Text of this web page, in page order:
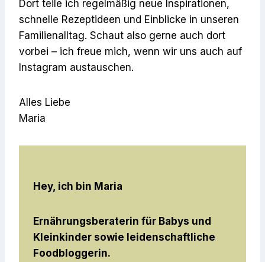
Dort teile ich regelmäßig neue Inspirationen,
schnelle Rezeptideen und Einblicke in unseren
Familienalltag. Schaut also gerne auch dort
vorbei – ich freue mich, wenn wir uns auch auf
Instagram austauschen.
Alles Liebe
Maria
Hey, ich bin Maria
Ernährungsberaterin für Babys und
Kleinkinder sowie leidenschaftliche
Foodbloggerin.